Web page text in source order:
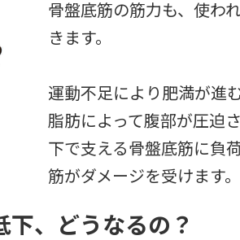
骨盤底筋の筋力も、使わ
きます。
運動不足により肥満が進
脂肪によって腹部が圧迫さ
下で支える骨盤底筋に負
筋がダメージを受けます。
下、どうなるの？